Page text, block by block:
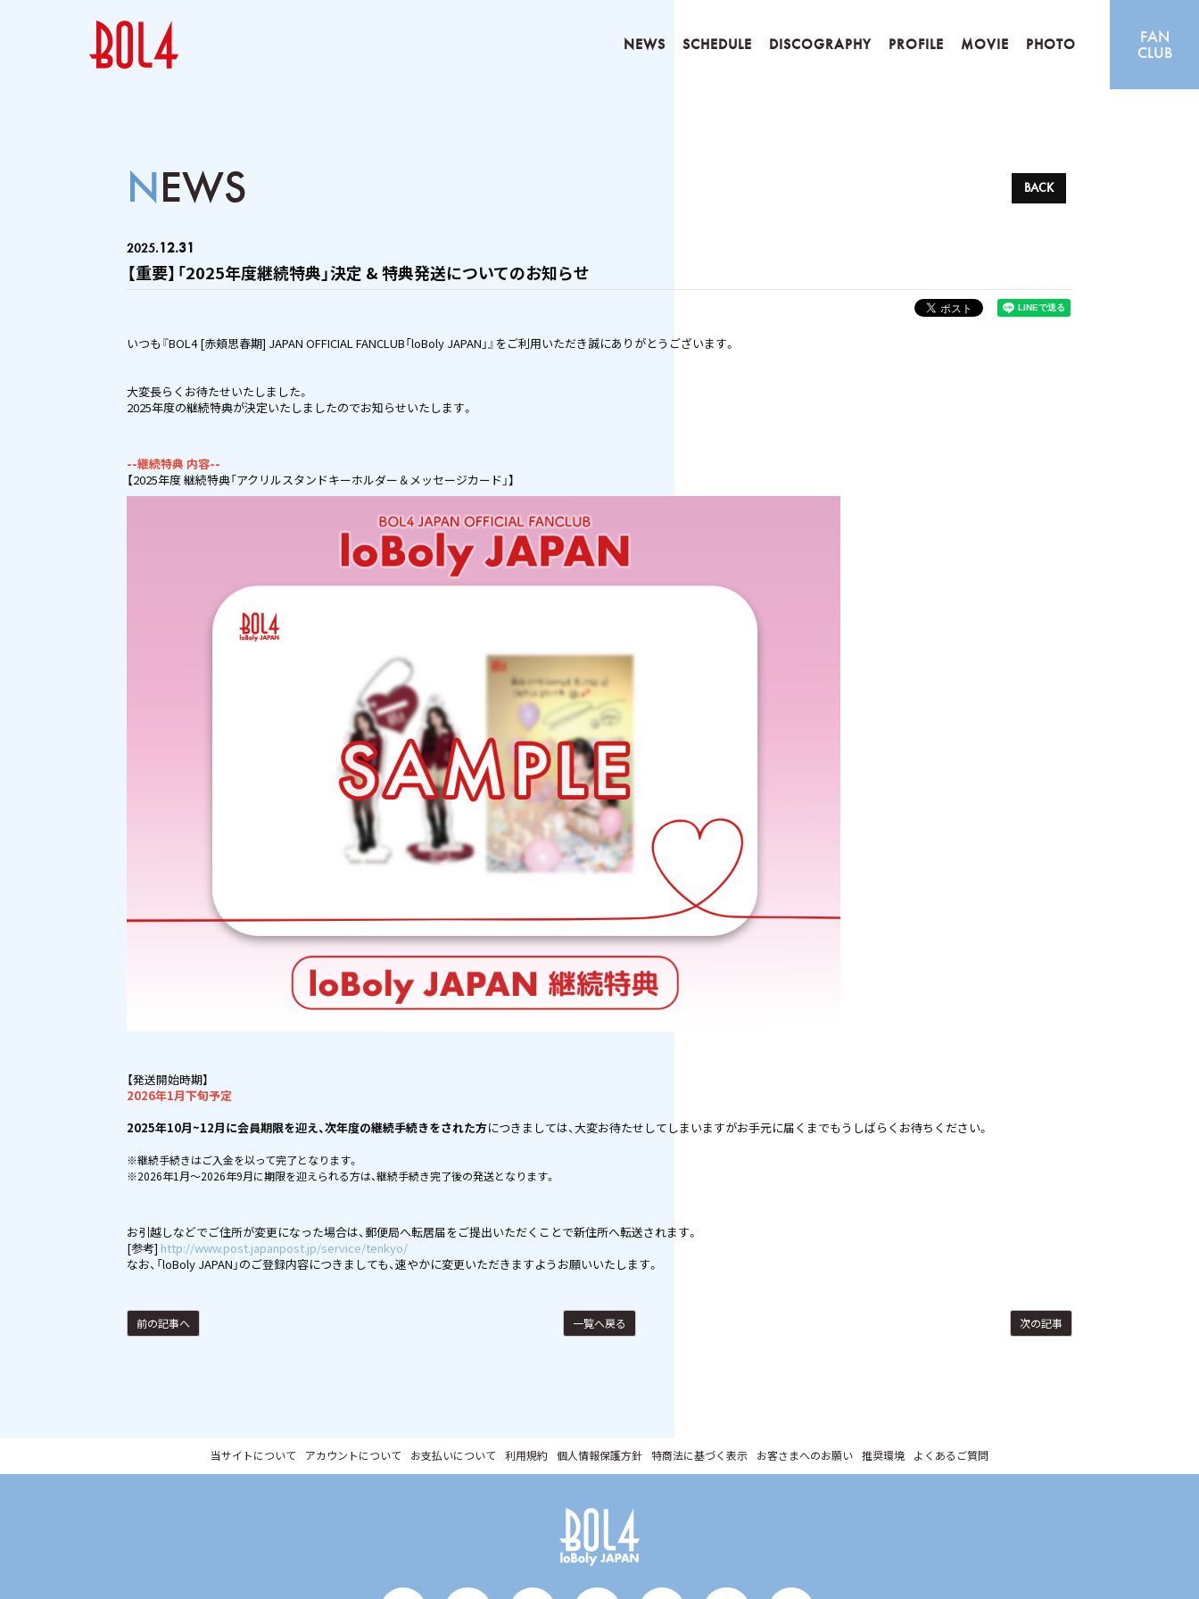
NEWS SCHEDULE DISCOGRAPHY PROFILE MOVIE PHOTO
FAN
CLUB
NEWS BACK
2025.12.31
【重要】「2025年度継続特典」決定 & 特典発送についてのお知らせ
いつも『BOL4 [赤頬思春期] JAPAN OFFICIAL FANCLUB「loBoly JAPAN」』をご利用いただき誠にありがとうございます。
大変長らくお待たせいたしました。
2025年度の継続特典が決定いたしましたのでお知らせいたします。
--継続特典 内容--
【2025年度 継続特典「アクリルスタンドキーホルダー＆メッセージカード」】
【発送開始時期】
2026年1月下旬予定
2025年10月~12月に会員期限を迎え、次年度の継続手続きをされた方につきましては、大変お待たせしてしまいますがお手元に届くまでもうしばらくお待ちください。
※継続手続きはご入金を以って完了となります。
※2026年1月～2026年9月に期限を迎えられる方は、継続手続き完了後の発送となります。
お引越しなどでご住所が変更になった場合は、郵便局へ転居届をご提出いただくことで新住所へ転送されます。
[参考] http://www.post.japanpost.jp/service/tenkyo/
なお、「loBoly JAPAN」のご登録内容につきましても、速やかに変更いただきますようお願いいたします。
次の記事
一覧へ戻る
前の記事へ
当サイトについて アカウントについて お支払いについて 利用規約 個人情報保護方針 特商法に基づく表示 お客さまへのお願い 推奨環境 よくあるご質問